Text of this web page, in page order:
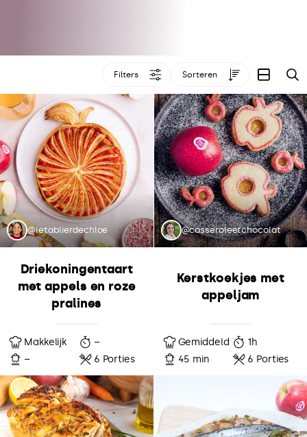
Filters Sorteren
Driekoningentaart
met appels en roze
pralines
@letablierdechloe
Makkelijk
–
–
6 Porties
Kerstkoekjes met
appeljam
@casseroleetchocolat
Gemiddeld
1h
45 min
6 Porties